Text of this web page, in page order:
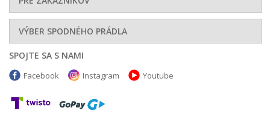
VÝBER SPODNÉHO PRÁDLA
SPOJTE SA S NAMI
Facebook Instagram Youtube